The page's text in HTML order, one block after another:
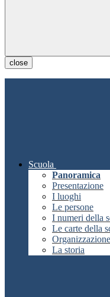
close
Scuola
Panoramica
Presentazione
I luoghi
Le persone
I numeri della
Le carte della
Organizzazione
La storia